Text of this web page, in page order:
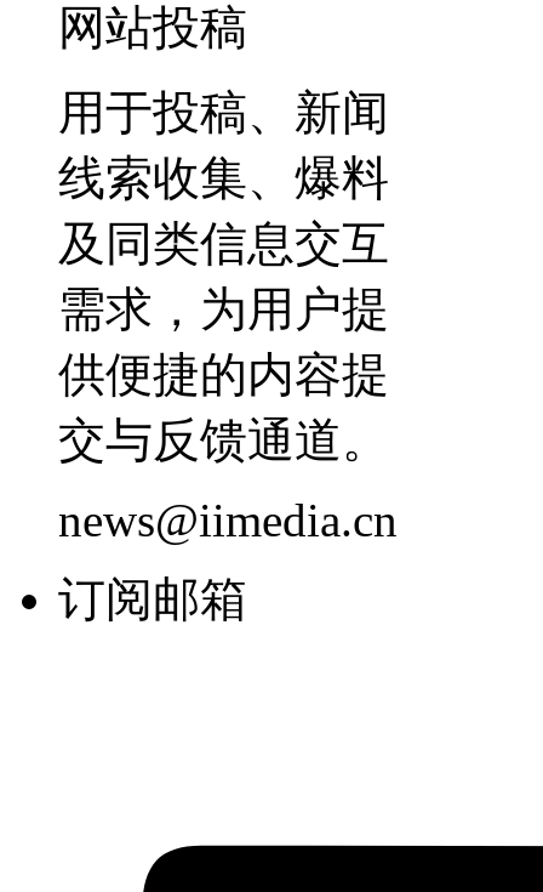
网站投稿
用于投稿、新闻
线索收集、爆料
及同类信息交互
需求，为用户提
供便捷的内容提
交与反馈通道。
news@iimedia.cn
订阅邮箱